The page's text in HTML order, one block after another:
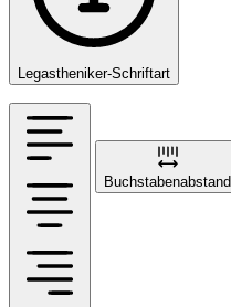
Legastheniker-Schriftart
Buchstabenabstand